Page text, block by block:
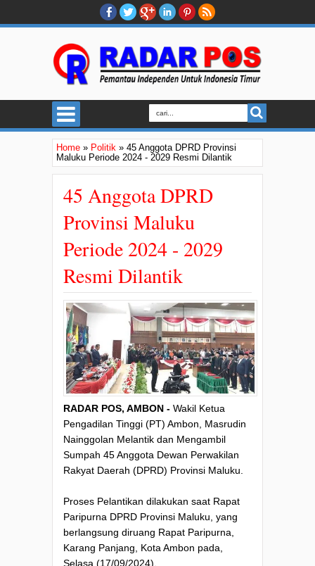
Home » Politik » 45 Anggota DPRD Provinsi
Maluku Periode 2024 - 2029 Resmi Dilantik
45 Anggota DPRD
Provinsi Maluku
Periode 2024 - 2029
Resmi Dilantik
RADAR POS, AMBON - Wakil Ketua
Pengadilan Tinggi (PT) Ambon, Masrudin
Nainggolan Melantik dan Mengambil
Sumpah 45 Anggota Dewan Perwakilan
Rakyat Daerah (DPRD) Provinsi Maluku.
Proses Pelantikan dilakukan saat Rapat
Paripurna DPRD Provinsi Maluku, yang
berlangsung diruang Rapat Paripurna,
Karang Panjang, Kota Ambon pada,
Selasa (17/09/2024).